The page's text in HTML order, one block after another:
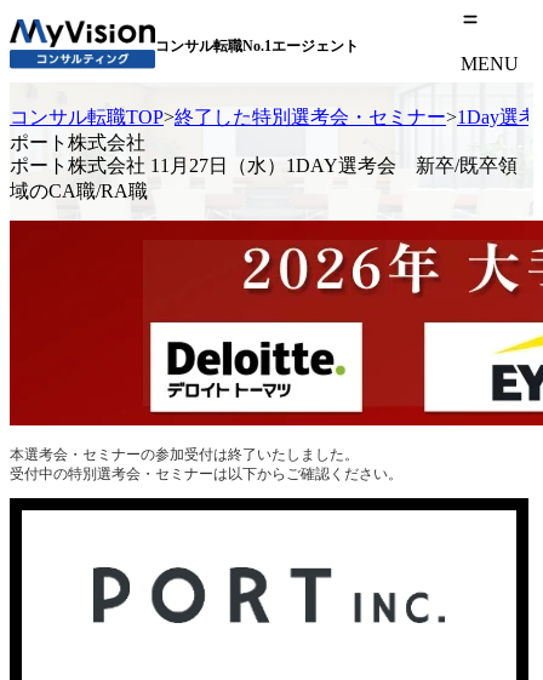
コンサル転職No.1エージェント
MENU
コンサル転職TOP>終了した特別選考会・セミナー>1Day選考
ポート株式会社
ポート株式会社 11月27日（水）1DAY選考会 新卒/既卒領
域のCA職/RA職
本選考会・セミナーの参加受付は終了いたしました。
受付中の特別選考会・セミナーは以下からご確認ください。